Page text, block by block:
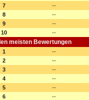
7
--
8
--
9
--
10
--
meisten Bewertungen
1
--
2
--
3
--
4
--
5
--
6
--